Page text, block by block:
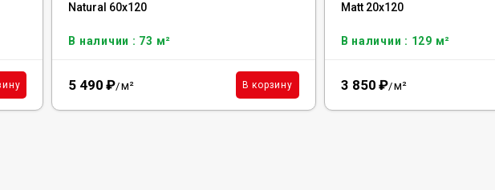
Natural 60x120
В наличии : 73 м²
5 490 ₽/м² В корзину
Matt 20x120
В наличии : 129 м²
3 850 ₽/м²